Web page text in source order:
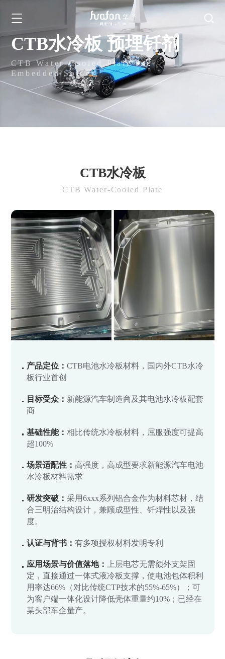
CTB水冷板 预埋钎剂
CTB Water-Cooled Plate Pre
Embedded Solder
CTB水冷板
CTB Water-Cooled Plate
产品定位：CTB电池水冷板材料，国内外CTB水冷
板行业首创
目标受众： 新能源汽车制造商及其电池水冷板配套
商
基础性能：相比传统水冷板材料，屈服强度可提高
超100%
场景适配性：高强度，高成型要求新能源汽车电池
水冷板材料需求
研发突破：采用6xxx系列铝合金作为材料芯材，结
合三明治结构设计，兼顾成型性、钎焊性以及强
度。
认证与背书：有多项授权材料发明专利
应用场景与价值落地：
上层电芯无需额外支架固
定，直接通过一体式液冷板支撑，使电池包体积利
用率达66%（对比传统CTP技术的55%-65%）；可
为客户端一体化设计降低壳体重量约10%；已经在
某头部车企量产。